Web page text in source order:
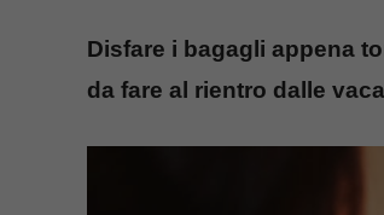
Disfare i bagagli appena
da fare al rientro dalle